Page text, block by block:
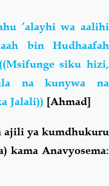
’alayhi wa aalihi
bin Hudhaafah
siku hizi,
na kunywa na
Jalali)) [Ahmad]
ajili ya kumdhukuru
kama Anavyosema: